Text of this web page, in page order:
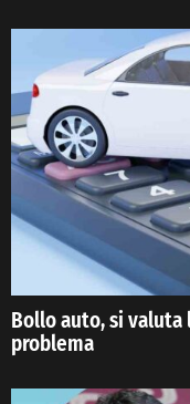
Bollo auto, si valuta
problema